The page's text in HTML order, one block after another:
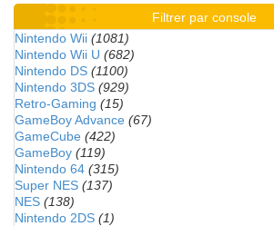
Filtrer par console
Nintendo Wii (1081)
Nintendo Wii U (682)
Nintendo DS (1100)
Nintendo 3DS (929)
Retro-Gaming (15)
GameBoy Advance (67)
GameCube (422)
GameBoy (119)
Nintendo 64 (315)
Super NES (137)
NES (138)
Nintendo 2DS (1)